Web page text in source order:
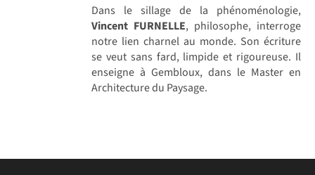
Dans le sillage de la phénoménologie,
Vincent FURNELLE, philosophe, interroge
notre lien charnel au monde. Son écriture
se veut sans fard, limpide et rigoureuse. Il
enseigne à Gembloux, dans le Master en
Architecture du Paysage.